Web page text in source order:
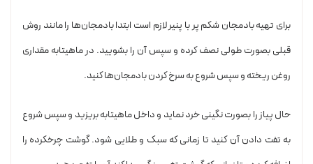
برای تهیه بادمجان شکم پر با پنیر لازم است ابتدا بادمجان‌ها را مانند روش
قبلی بصورت طولی نصف کرده و سپس آن را بشویید. در ماهیتابه مقداری
روغن ریخته و سپس شروع به سرخ کردن بادمجان‌ها کنید.
حال پیاز را بصورت نگینی خرد نماید و داخل ماهیتابه بریزید و سپس شروع
به تفت دادن آن کنید تا زمانی که سبک و طلایی شود. گوشت چرخکرده را